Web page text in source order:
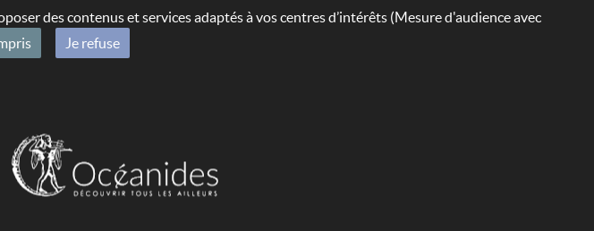
des contenus et services adaptés à vos centres d’intérêts (Mesure d'audience avec
Je refuse